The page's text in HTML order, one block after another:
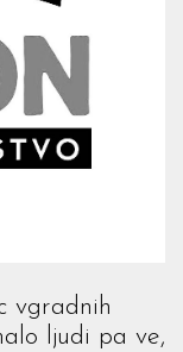
vgradnih
ljudi pa ve,